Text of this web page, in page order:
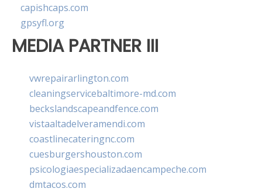
capishcaps.com
gpsyfl.org
MEDIA PARTNER III
vwrepairarlington.com
cleaningservicebaltimore-md.com
beckslandscapeandfence.com
vistaaltadelveramendi.com
coastlinecateringnc.com
cuesburgershouston.com
psicologiaespecializadaencampeche.com
dmtacos.com